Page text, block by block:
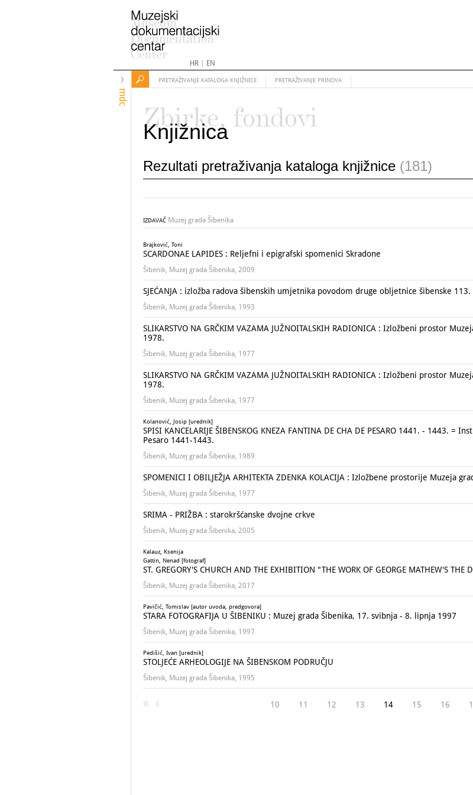
HR| EN
mdc
PRETRAŽIVANJE KATALOGA KNJIŽNICE PRETRAŽIVANJE PRINOVA
Zbirke, fondovi
Knjižnica
Rezultati pretraživanja kataloga knjižnice (181)
IZDAVAČ Muzej grada Šibenika
Brajković, Toni
SCARDONAE LAPIDES : Reljefni i epigrafski spomenici Skradone
Šibenik, Muzej grada Šibenika, 2009
SJEĆANJA : izložba radova šibenskih umjetnika povodom druge obljetnice šibenske
Šibenik, Muzej grada Šibenika, 1993
SLIKARSTVO NA GRČKIM VAZAMA JUŽNOITALSKIH RADIONICA : Izložbeni prostor
1978.
Šibenik, Muzej grada Šibenika, 1977
SLIKARSTVO NA GRČKIM VAZAMA JUŽNOITALSKIH RADIONICA : Izložbeni prostor
1978.
Šibenik, Muzej grada Šibenika, 1977
Kolanović, Josip [urednik]
SPISI KANCELARIJE ŠIBENSKOG KNEZA FANTINA DE CHA DE PESARO 1441. - 1443. =
Pesaro 1441-1443.
Šibenik, Muzej grada Šibenika, 1989
SPOMENICI I OBILJEŽJA ARHITEKTA ZDENKA KOLACIJA : Izložbene prostorije Muzeja
Šibenik, Muzej grada Šibenika, 1977
SRIMA - PRIŽBA : starokršćanske dvojne crkve
Šibenik, Muzej grada Šibenika, 2005
Kalauz, Ksenija
Gattin, Nenad [fotograf]
ST. GREGORY'S CHURCH AND THE EXHIBITION "THE WORK OF GEORGE MATHEW'S THE
Šibenik, Muzej grada Šibenika, 2017
Pavičić, Tomislav [autor uvoda, predgovora]
STARA FOTOGRAFIJA U ŠIBENIKU : Muzej grada Šibenika, 17. svibnja - 8. lipnja 1997
Šibenik, Muzej grada Šibenika, 1997
Pedišić, Ivan [urednik]
STOLJEĆE ARHEOLOGIJE NA ŠIBENSKOM PODRUČJU
Šibenik, Muzej grada Šibenika, 1995
10 11 12 13 14 15 16